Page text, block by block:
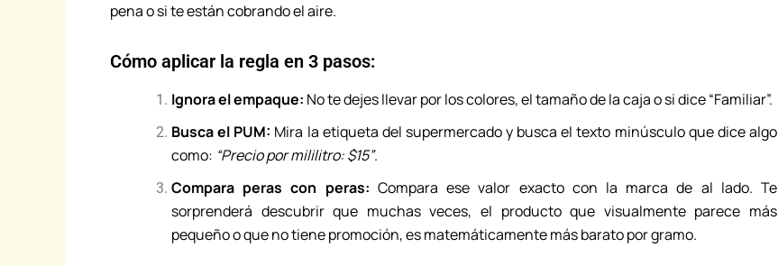
pena o si te están cobrando el aire.
Cómo aplicar la regla en 3 pasos:
Ignora el empaque: No te dejes llevar por los colores, el tamaño de la caja o si dice “Familiar”.
Busca el PUM: Mira la etiqueta del supermercado y busca el texto minúsculo que dice algo
como: “Precio por mililitro: $15”.
Compara peras con peras: Compara ese valor exacto con la marca de al lado. Te
sorprenderá descubrir que muchas veces, el producto que visualmente parece más
pequeño o que no tiene promoción, es matemáticamente más barato por gramo.